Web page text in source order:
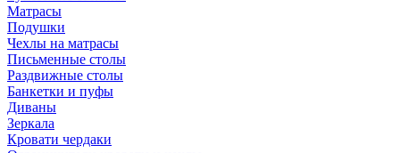
Матрасы
Подушки
Чехлы на матрасы
Письменные столы
Раздвижные столы
Банкетки и пуфы
Диваны
Зеркала
Кровати чердаки